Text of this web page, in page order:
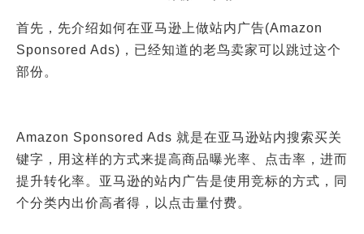
["wechat","weibo","qzone","douban","email"]
首先，先介绍如何在亚马逊上做站内广告(Amazon
Sponsored Ads) ，已经知道的老鸟卖家可以跳过这个
部份。
Amazon Sponsored Ads 就是在亚马逊站内搜索买关
键字，用这样的方式来提高商品曝光率、点击率，进而
提升转化率。亚马逊的站内广告是使用竞标的方式，同
个分类内出价高者得，以点击量付费。